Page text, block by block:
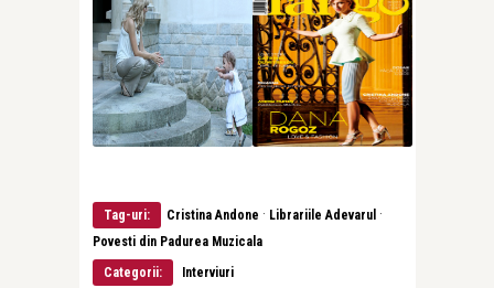
Tag-uri: Cristina Andone · Librariile Adevarul ·
Povesti din Padurea Muzicala
Categorii:
Interviuri